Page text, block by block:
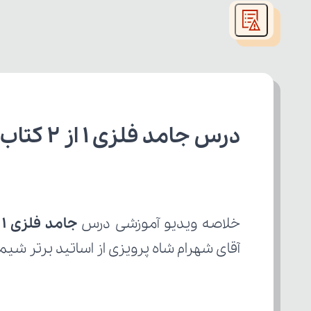
window.
درس جامد فلزی ۱ از ۲ کتاب شیمی دوازدهم ریاضی
خلاصه ویدیو آموزشی درس جامد فلزی ۱ از ۲
آقای شهرام شاه پرویزی از اساتید برتر